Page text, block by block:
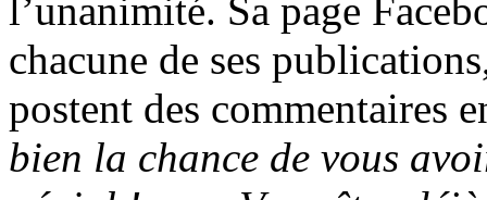
l’unanimité. Sa page
chacune de ses
postent des commentaires
bien la chance de vous